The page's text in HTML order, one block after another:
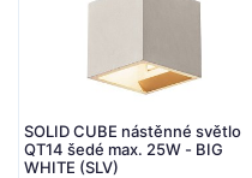
SOLID CUBE nástěnné světlo
QT14 šedé max. 25W - BIG
WHITE (SLV)